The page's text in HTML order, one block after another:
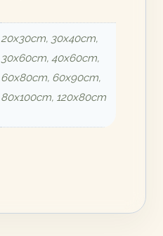
20x30cm, 30x40cm,
30x60cm, 40x60cm,
60x80cm, 60x90cm,
80x100cm, 120x80cm